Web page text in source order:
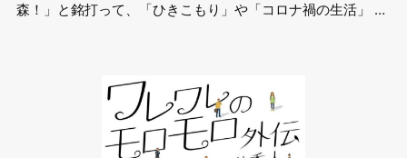
森！」と銘打って、「ひきこもり」や「コロナ禍の生活」 …